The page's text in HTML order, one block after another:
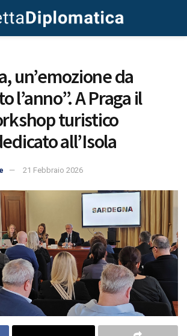
un’emozione da
l’anno”. A Praga il
turistico
all’Isola
21 Febbraio 2026